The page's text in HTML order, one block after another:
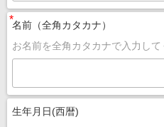
名前（全角カタカナ）
お名前を全角カタカナで入力して
*
生年月日(西暦)